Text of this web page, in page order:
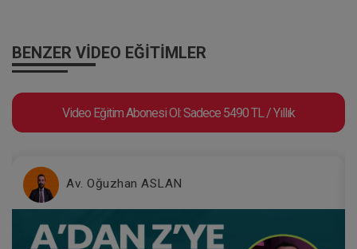
BENZER VIDEO EĞITIMLER
Video Eğitim Abonesi Ol: Sadece 5490 TL / Yıllık
Av. Oğuzhan ASLAN